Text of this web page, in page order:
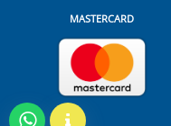
MASTERCARD